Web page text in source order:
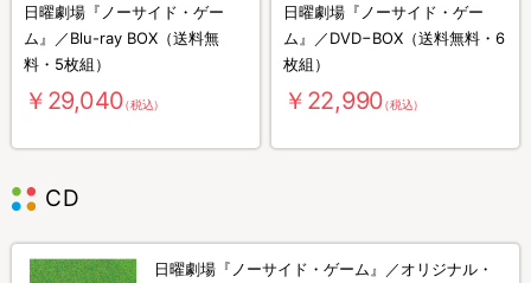
日曜劇場『ノーサイド・ゲー
ム』／Blu-ray BOX（送料無
料・5枚組）
￥29,040（税込）
日曜劇場『ノーサイド・ゲー
ム』／DVD−BOX（送料無料・6
枚組）
￥22,990（税込）
CD
日曜劇場『ノーサイド・ゲーム』／オリジナル・